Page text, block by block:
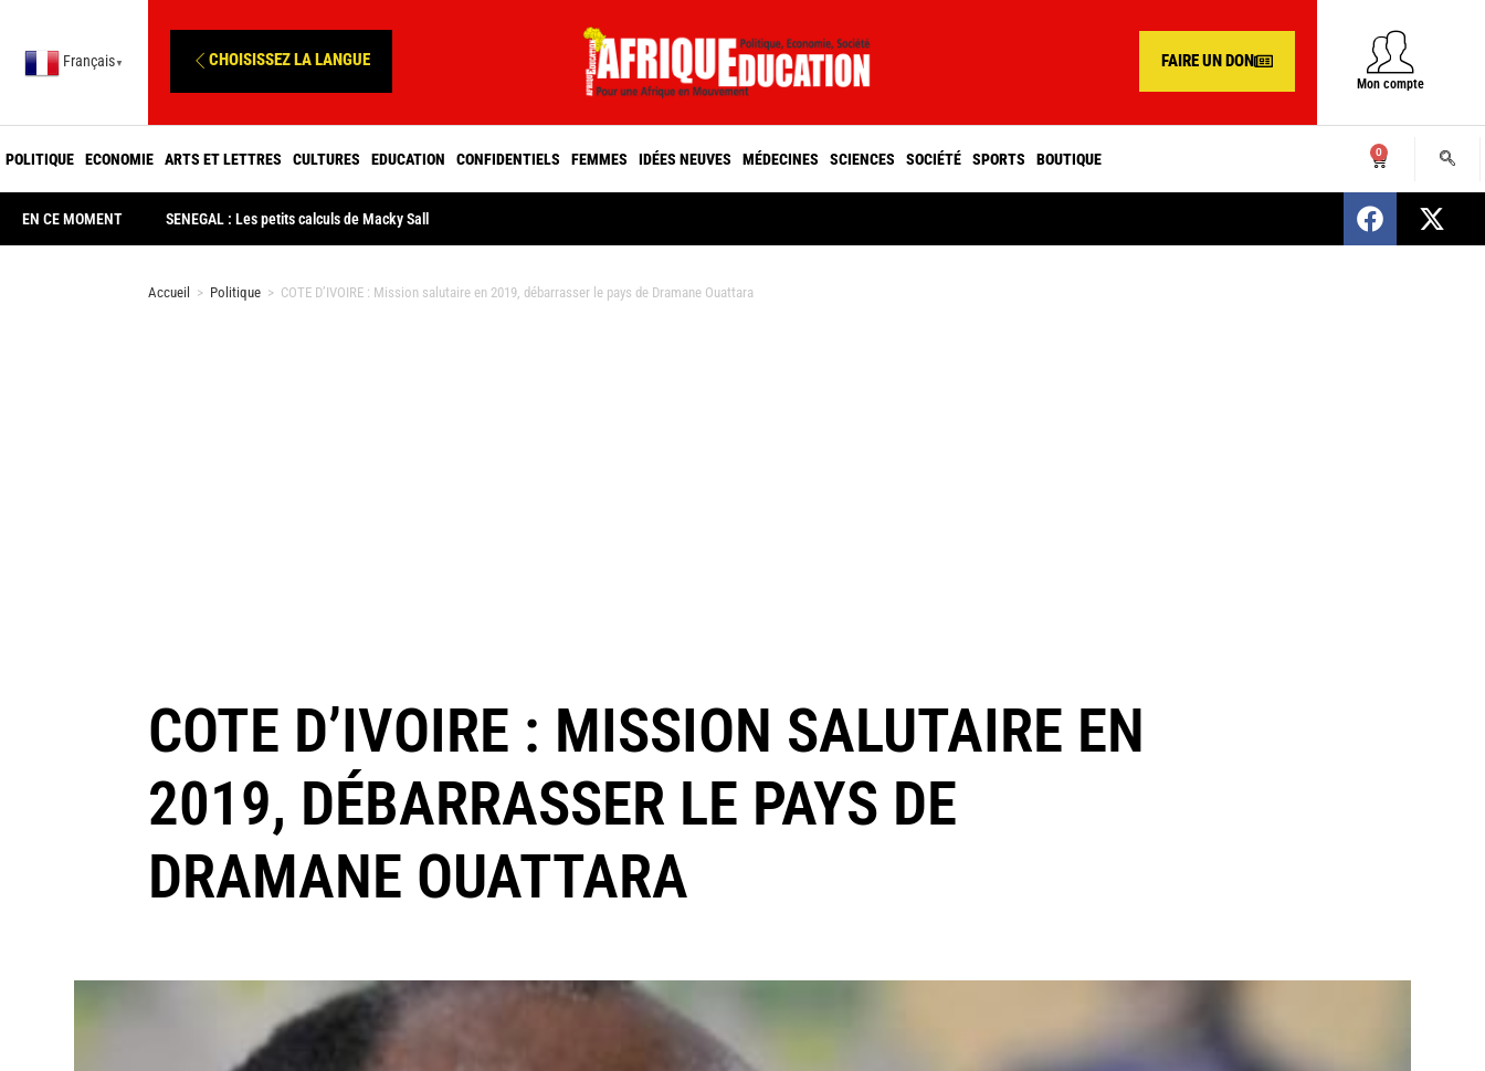
Français ▼ CHOISISSEZ LA LANGUE FAIRE UN DON
Mon compte
POLITIQUE ECONOMIE ARTS ET LETTRES CULTURES EDUCATION CONFIDENTIELS FEMMES IDÉES NEUVES MÉDECINES SCIENCES SOCIÉTÉ SPORTS BOUTIQUE 0
EN CE MOMENT SENEGAL : Les petits calculs de Macky Sall SENEGAL : Nomination d’un nouveau
Accueil > Politique > COTE D’IVOIRE : Mission salutaire en 2019, débarrasser le pays de Dramane Ouattara
COTE D’IVOIRE : MISSION SALUTAIRE EN
2019, DÉBARRASSER LE PAYS DE
DRAMANE OUATTARA